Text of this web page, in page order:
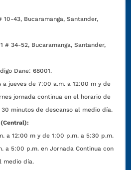
10-43, Bucaramanga, Santander,
# 34-52, Bucaramanga, Santander,
Dane: 68001.
a jueves de 7:00 a.m. a 12:00 m y de
jornada continua en el horario de
minutos de descanso al medio día.
(Central):
12:00 m y de 1:00 p.m. a 5:30 p.m.
p.m. en Jornada Continua con
medio día.